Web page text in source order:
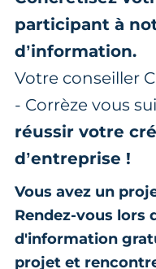
participant à
d’information.
Votre conseiller
- Corrèze vous
réussir votre
d’entreprise !
Vous avez un
Rendez-vous lors
d'information
projet et